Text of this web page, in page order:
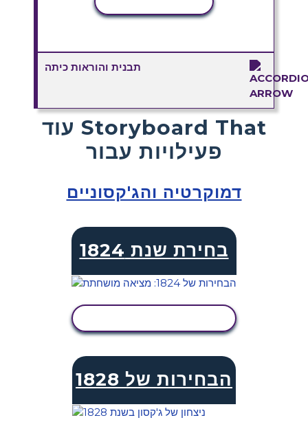
תבנית והוראות כיתה
עוד Storyboard That
פעילויות עבור
דמוקרטיה והג'קסוניים
בחירת שנת 1824
הבחירות של 1828